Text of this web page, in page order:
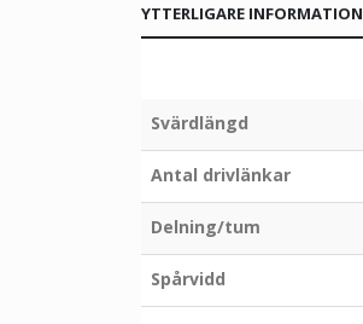
YTTERLIGARE INFORMATION
Svärdlängd
Antal drivlänkar
Delning/tum
Spårvidd